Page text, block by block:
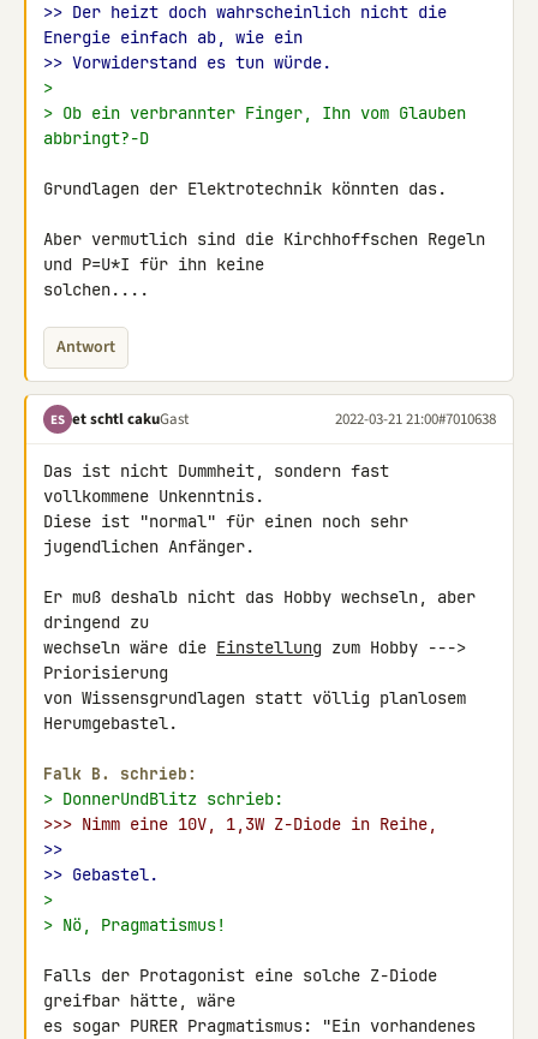
>> Der heizt doch wahrscheinlich nicht die
Energie einfach ab, wie ein
>> Vorwiderstand es tun würde.
>
> Ob ein verbrannter Finger, Ihn vom Glauben
abbringt?-D
Grundlagen der Elektrotechnik könnten das.
Aber vermutlich sind die Kirchhoffschen Regeln
und P=U*I für ihn keine
solchen....
Antwort
ES et schtl cakuGast 2022-03-21 21:00#7010638
Das ist nicht Dummheit, sondern fast
vollkommene Unkenntnis.
Diese ist "normal" für einen noch sehr
jugendlichen Anfänger.
Er muß deshalb nicht das Hobby wechseln, aber
dringend zu
wechseln wäre die Einstellung zum Hobby --->
Priorisierung
von Wissensgrundlagen statt völlig planlosem
Herumgebastel.
Falk B. schrieb:
> DonnerUndBlitz schrieb:
>>> Nimm eine 10V, 1,3W Z-Diode in Reihe,
>>
>> Gebastel.
>
> Nö, Pragmatismus!
Falls der Protagonist eine solche Z-Diode
greifbar hätte, wäre
es sogar PURER Pragmatismus: "Ein vorhandenes